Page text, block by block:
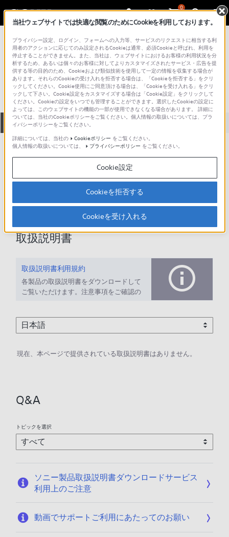
0
総合サポート・お問い合わせ プロフェッショナル／業務用
FCB-EX78B
全て ダウンロード 取扱説明書 Q&A
ダウンロード
現在、本ページで提供されているアップデート情報はありませ
取扱説明書
取扱説明書利用規約
各製品の取扱説明書をダウンロードして
ご覧いただけます。注意事項をご確認の
現在、本ページで提供されている取扱説明書はありません。
Q&A
トピックを選択
ソニー製品取扱説明書ダウンロードサービス
利用上のご注意
動画でサポートご利用にあたってのお願い
当社ウェブサイトでは快適な閲覧のためにCookieを利用しております。
プライバシー設定、ログイン、フォームへの入力等、サービスのリクエストに相当する利
用者のアクションに応じてのみ設定されるCookieは通常、必須Cookieと呼ばれ、利用を
停止することができません。また、当社は、ウェブサイトにおけるお客様の利用状況を分
析するため、あるいは個々のお客様に対してよりカスタマイズされたサービス・広告を提
供する等の目的のため、Cookieおよび類似技術を使用して一定の情報を収集する場合が
あります。それらのCookieの受け入れを拒否する場合は、「Cookieを拒否する」をクリ
ックしてください。Cookie使用にご同意頂ける場合は、「Cookieを受け入れる」をクリ
ックして下さい。Cookie設定をカスタマイズする場合は「Cookie設定」をクリックして
ください。Cookieの設定をいつでも管理することができます。選択したCookieの設定に
よっては、このウェブサイトの機能の一部が使用できなくなる場合があります。 詳細に
ついては、当社のCookieポリシーをご覧ください。個人情報の取扱いについては、プラ
イバシーポリシーをご覧ください。
詳細については、当社の
Cookieポリシー をご覧ください。
個人情報の取扱いについては、
プライバシーポリシー をご覧ください。
Cookie設定
Cookieを拒否する
Cookieを受け入れる